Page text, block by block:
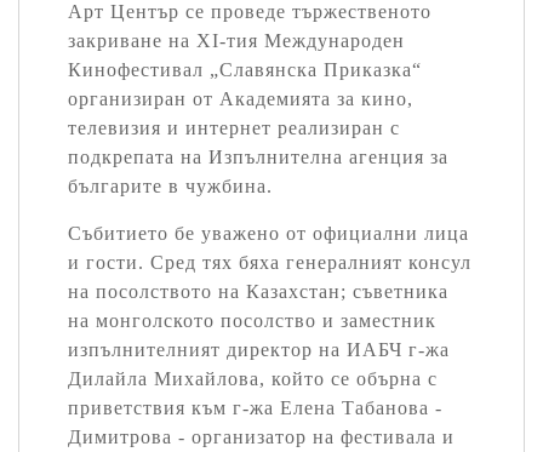
Арт Център се проведе тържественото
закриване на XI-тия Международен
Кинофестивал „Славянска Приказка“
организиран от Академията за кино,
телевизия и интернет реализиран с
подкрепата на Изпълнителна агенция за
българите в чужбина.
Събитието бе уважено от официални лица
и гости. Сред тях бяха генералният консул
на посолството на Казахстан; съветника
на монголското посолство и заместник
изпълнителният директор на ИАБЧ г-жа
Дилайла Михайлова, който се обърна с
приветствия към г-жа Елена Табанова -
Димитрова - организатор на фестивала и